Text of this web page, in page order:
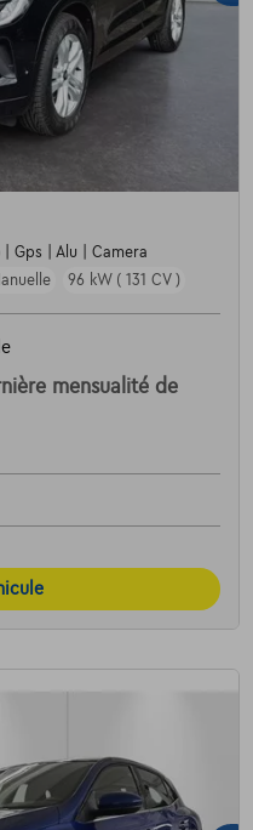
Gps | Alu | Camera
96 kW ( 131 CV )
mensualité de